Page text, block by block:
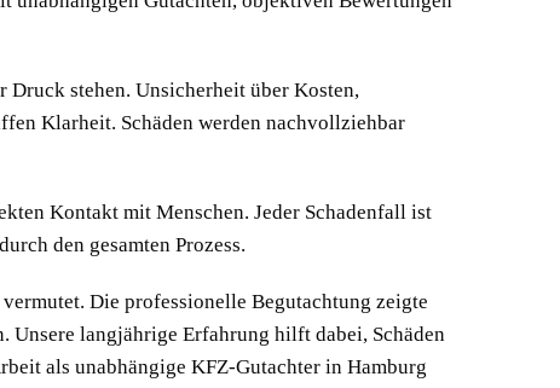
Druck stehen. Unsicherheit über Kosten,
Klarheit. Schäden werden nachvollziehbar
Kontakt mit Menschen. Jeder Schadenfall ist
den gesamten Prozess.
Die professionelle Begutachtung zeigte
Unsere langjährige Erfahrung hilft dabei, Schäden
als unabhängige KFZ-Gutachter in Hamburg